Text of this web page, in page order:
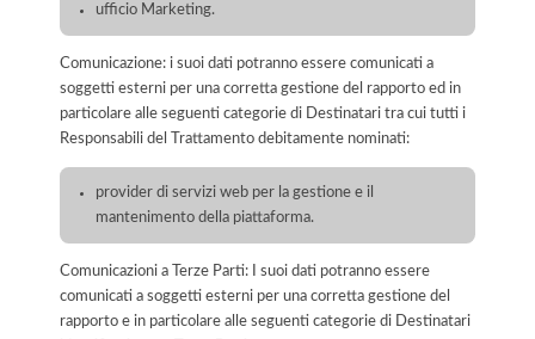
ufficio Marketing.
Comunicazione: i suoi dati potranno essere comunicati a
soggetti esterni per una corretta gestione del rapporto ed in
particolare alle seguenti categorie di Destinatari tra cui tutti i
Responsabili del Trattamento debitamente nominati:
provider di servizi web per la gestione e il
mantenimento della piattaforma.
Comunicazioni a Terze Parti: I suoi dati potranno essere
comunicati a soggetti esterni per una corretta gestione del
rapporto e in particolare alle seguenti categorie di Destinatari